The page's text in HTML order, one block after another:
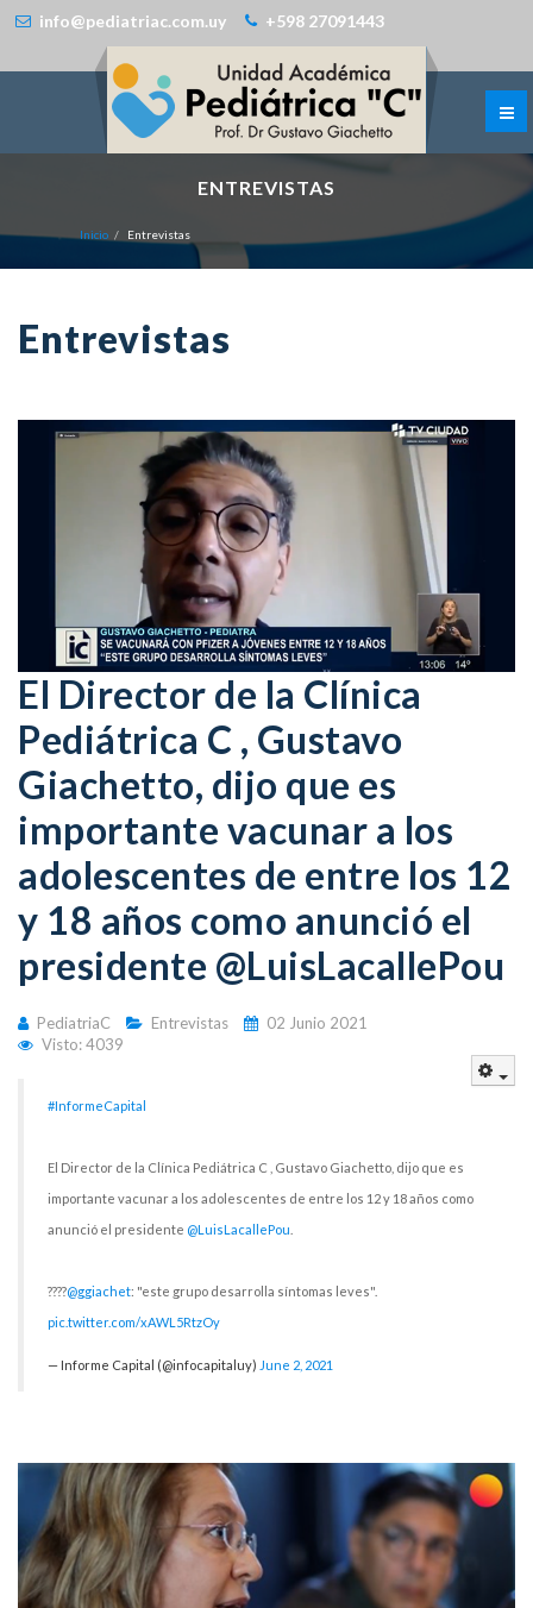
info@pediatriac.com.uy +598 27091443
ENTREVISTAS
Inicio Entrevistas
Entrevistas
El Director de la Clínica
Pediátrica C , Gustavo
Giachetto, dijo que es
importante vacunar a los
adolescentes de entre los 12
y 18 años como anunció el
presidente @LuisLacallePou
PediatriaC Entrevistas
02 Junio 2021
Visto: 4039
#InformeCapital
El Director de la Clínica Pediátrica C , Gustavo Giachetto, dijo que es
importante vacunar a los adolescentes de entre los 12 y 18 años como
anunció el presidente @LuisLacallePou
????️@ggiachet: "este grupo desarrolla síntomas leves".
pic.twitter.com/xAWL5RtzOy
— Informe Capital (@infocapitaluy) June 2, 2021